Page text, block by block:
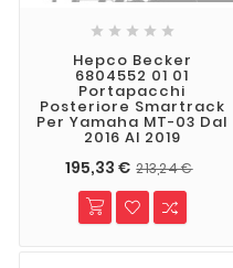
    
Hepco Becker
6804552 01 01
Portapacchi
Posteriore Smartrack
Per Yamaha MT-03 Dal
2016 Al 2019
195,33 € 213,24 €